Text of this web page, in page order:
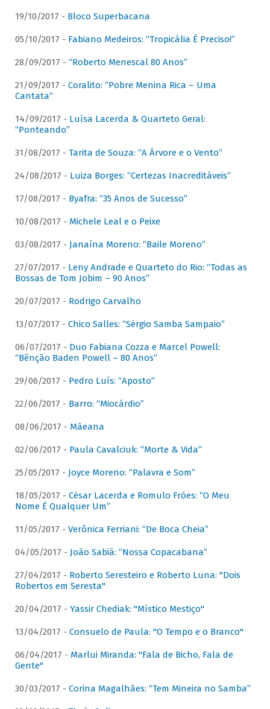
19/10/2017 - Bloco Superbacana
05/10/2017 - Fabiano Medeiros: “Tropicália É Preciso!”
28/09/2017 - “Roberto Menescal 80 Anos”
21/09/2017 - Coralito: “Pobre Menina Rica – Uma
Cantata”
14/09/2017 - Luísa Lacerda & Quarteto Geral:
“Ponteando”
31/08/2017 - Tarita de Souza: “A Árvore e o Vento”
24/08/2017 - Luiza Borges: “Certezas Inacreditáveis”
17/08/2017 - Byafra: “35 Anos de Sucesso”
10/08/2017 - Michele Leal e o Peixe
03/08/2017 - Janaína Moreno: “Baile Moreno”
27/07/2017 - Leny Andrade e Quarteto do Rio: “Todas as
Bossas de Tom Jobim – 90 Anos”
20/07/2017 - Rodrigo Carvalho
13/07/2017 - Chico Salles: “Sérgio Samba Sampaio”
06/07/2017 - Duo Fabiana Cozza e Marcel Powell:
“Bênção Baden Powell – 80 Anos”
29/06/2017 - Pedro Luís: “Aposto”
22/06/2017 - Barro: “Miocárdio”
08/06/2017 - Mãeana
02/06/2017 - Paula Cavalciuk: “Morte & Vida”
25/05/2017 - Joyce Moreno: “Palavra e Som”
18/05/2017 - César Lacerda e Romulo Fróes: “O Meu
Nome É Qualquer Um”
11/05/2017 - Verônica Ferriani: “De Boca Cheia”
04/05/2017 - João Sabiá: “Nossa Copacabana”
27/04/2017 - Roberto Seresteiro e Roberto Luna: "Dois
Robertos em Seresta"
20/04/2017 - Yassir Chediak: "Místico Mestiço"
13/04/2017 - Consuelo de Paula: "O Tempo e o Branco"
06/04/2017 - Marlui Miranda: "Fala de Bicho, Fala de
Gente"
30/03/2017 - Corina Magalhães: “Tem Mineira no Samba”